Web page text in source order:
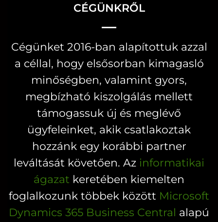
variációja
változatok
a
termékoldalon
választhatók
CÉGÜNKRŐL
Cégünket 2016-ban alapítottuk azzal
a céllal, hogy elsősorban kimagasló
minőségben, valamint gyors,
megbízható kiszolgálás mellett
támogassuk új és meglévő
ügyfeleinket, akik csatlakoztak
hozzánk egy korábbi partner
leváltását követően. Az informatikai
ágazat keretében kiemelten
foglalkozunk többek között Microsoft
Dynamics 365 Business Central alapú